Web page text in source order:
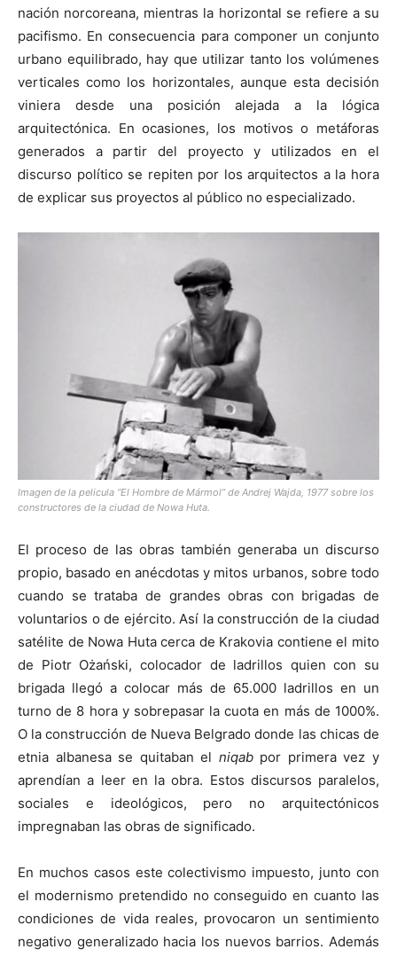
nación norcoreana, mientras la horizontal se refiere a su
pacifismo. En consecuencia para componer un conjunto
urbano equilibrado, hay que utilizar tanto los volúmenes
verticales como los horizontales, aunque esta decisión
viniera desde una posición alejada a la lógica
arquitectónica. En ocasiones, los motivos o metáforas
generados a partir del proyecto y utilizados en el
discurso político se repiten por los arquitectos a la hora
de explicar sus proyectos al público no especializado.
Imagen de la pelicula “El Hombre de Mármol” de Andrej Wajda, 1977 sobre los
constructores de la ciudad de Nowa Huta.
El proceso de las obras también generaba un discurso
propio, basado en anécdotas y mitos urbanos, sobre todo
cuando se trataba de grandes obras con brigadas de
voluntarios o de ejército. Así la construcción de la ciudad
satélite de Nowa Huta cerca de Krakovia contiene el mito
de Piotr Ożański, colocador de ladrillos quien con su
brigada llegó a colocar más de 65.000 ladrillos en un
turno de 8 hora y sobrepasar la cuota en más de 1000%.
O la construcción de Nueva Belgrado donde las chicas de
etnia albanesa se quitaban el niqab por primera vez y
aprendían a leer en la obra. Estos discursos paralelos,
sociales e ideológicos, pero no arquitectónicos
impregnaban las obras de significado.
En muchos casos este colectivismo impuesto, junto con
el modernismo pretendido no conseguido en cuanto las
condiciones de vida reales, provocaron un sentimiento
negativo generalizado hacia los nuevos barrios. Además